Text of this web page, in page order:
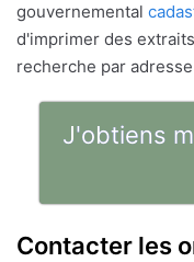
gouvernemental
d'imprimer des
recherche par
J'obtiens
Contacter les